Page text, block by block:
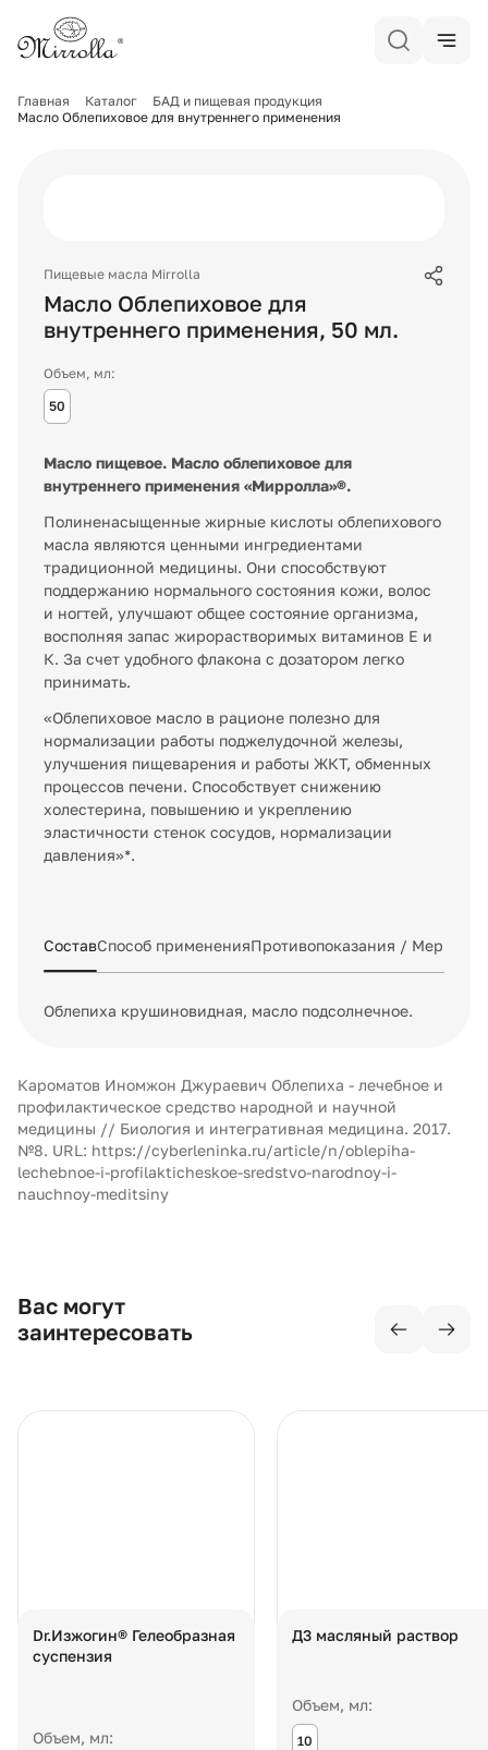
Главная Каталог
БАД и пищевая продукция
Масло Облепиховое для внутреннего применения
Пищевые масла Mirrolla
Масло Облепиховое для
внутреннего применения, 50 мл.
Объем, мл:
50
Масло пищевое. Масло облепиховое для
внутреннего применения «Мирролла»®.
Полиненасыщенные жирные кислоты облепихового
масла являются ценными ингредиентами
традиционной медицины. Они способствуют
поддержанию нормального состояния кожи, волос
и ногтей, улучшают общее состояние организма,
восполняя запас жирорастворимых витаминов Е и
К. За счет удобного флакона с дозатором легко
принимать.
«Облепиховое масло в рационе полезно для
нормализации работы поджелудочной железы,
улучшения пищеварения и работы ЖКТ, обменных
процессов печени. Способствует снижению
холестерина, повышению и укреплению
эластичности стенок сосудов, нормализации
давления»*.
СоставСпособ примененияПротивопоказания / Меры
Облепиха крушиновидная, масло подсолнечное.
Кароматов Иномжон Джураевич Облепиха - лечебное и
профилактическое средство народной и научной
медицины // Биология и интегративная медицина. 2017.
№8. URL: https://cyberleninka.ru/article/n/oblepiha-
lechebnoe-i-profilakticheskoe-sredstvo-narodnoy-i-
nauchnoy-meditsiny
Вас могут
заинтересовать
Dr.Изжогин® Гелеобразная
суспензия
Объем, мл:
Д3 масляный раствор
Объем, мл:
10